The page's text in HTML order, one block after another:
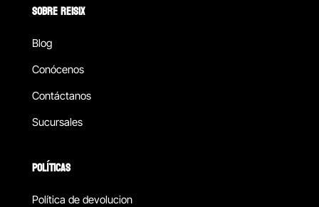
SOBRE REISIX
Blog
Conócenos
Contáctanos
Sucursales
POLÍTICAS
Política de devolucion